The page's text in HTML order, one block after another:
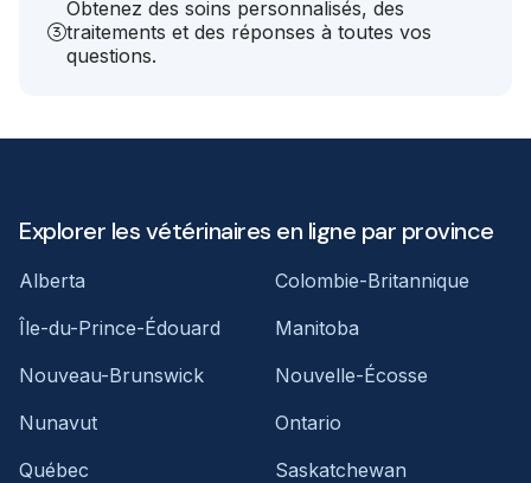
Obtenez des soins personnalisés, des
traitements et des réponses à toutes vos
questions.
Explorer les vétérinaires en ligne par province
Alberta
Colombie-Britannique
Île-du-Prince-Édouard
Manitoba
Nouveau-Brunswick
Nouvelle-Écosse
Nunavut
Ontario
Québec
Saskatchewan